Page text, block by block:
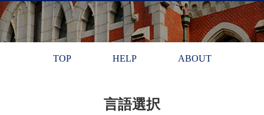
TOP HELP ABOUT
言語選択